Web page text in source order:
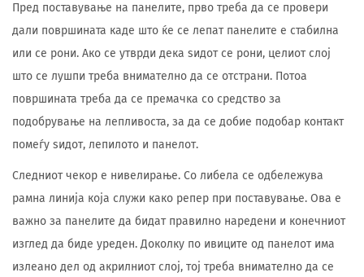
Пред поставување на панелите, прво треба да се провери
дали површината каде што ќе се лепат панелите е стабилна
или се рони. Ако се утврди дека ѕидот се рони, целиот слој
што се лушпи треба внимателно да се отстрани. Потоа
површината треба да се премачка со средство за
подобрување на лепливоста, за да се добие подобар контакт
помеѓу ѕидот, лепилото и панелот.
Следниот чекор е нивелирање. Со либела се одбележува
рамна линија која служи како репер при поставување. Ова е
важно за панелите да бидат правилно наредени и конечниот
изглед да биде уреден. Доколку по ивиците од панелот има
излеано дел од акрилниот слој, тој треба внимателно да се